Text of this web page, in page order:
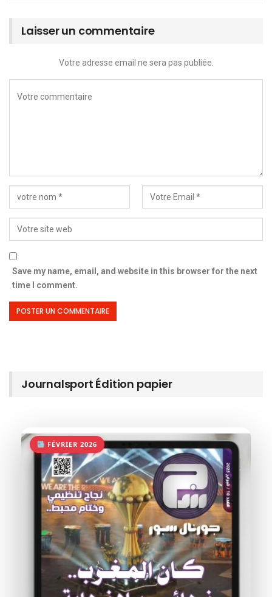
Laisser un commentaire
Votre adresse email ne sera pas publiée.
Save my name, email, and website in this browser for the next
time I comment.
Journalsport Édition papier
FÉVRIER 2026